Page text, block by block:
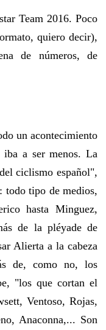
Team 2016. Poco
quiero decir),
de números, de
un acontecimiento
a ser menos. La
ciclismo español",
todo tipo de medios,
hasta Minguez,
de la pléyade de
Alierta a la cabeza
de, como no, los
"los que cortan el
Ventoso, Rojas,
Anaconna,... Son